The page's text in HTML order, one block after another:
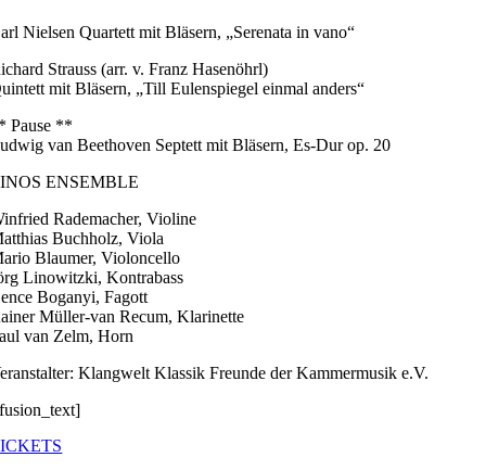
Nielsen Quartett mit Bläsern, „Serenata in vano“
Strauss (arr. v. Franz Hasenöhrl)
mit Bläsern, „Till Eulenspiegel einmal anders“
Pause **
van Beethoven Septett mit Bläsern, Es-Dur op. 20
ENSEMBLE
Rademacher, Violine
Buchholz, Viola
Blaumer, Violoncello
Linowitzki, Kontrabass
Boganyi, Fagott
Müller-van Recum, Klarinette
van Zelm, Horn
Klangwelt Klassik Freunde der Kammermusik e.V.